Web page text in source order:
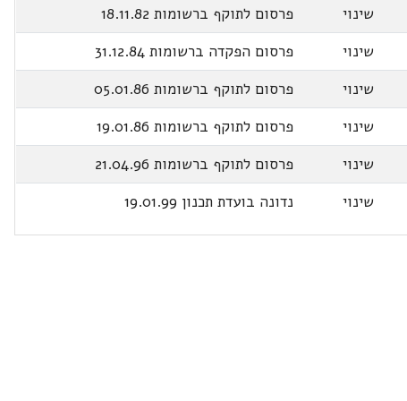
שינוי
פרסום לתוקף ברשומות 18.11.82
שינוי
פרסום הפקדה ברשומות 31.12.84
שינוי
פרסום לתוקף ברשומות 05.01.86
שינוי
פרסום לתוקף ברשומות 19.01.86
שינוי
פרסום לתוקף ברשומות 21.04.96
שינוי נדונה בועדת תכנון 19.01.99